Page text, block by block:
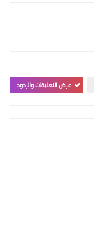
عرض التعليقات والردود